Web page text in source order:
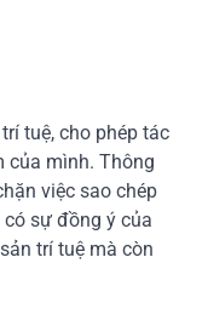
tuệ, cho phép tác
của mình. Thông
việc sao chép
sự đồng ý của
trí tuệ mà còn